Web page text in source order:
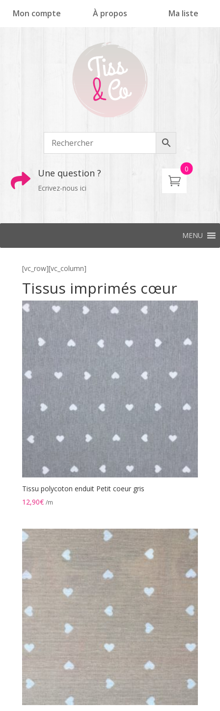
Mon compte À propos Ma liste
 Une question ?
Ecrivez-nous ici
0
MENU
[vc_row][vc_column]
Tissus imprimés cœur
Tissu polycoton enduit Petit coeur gris
12,90€ /m